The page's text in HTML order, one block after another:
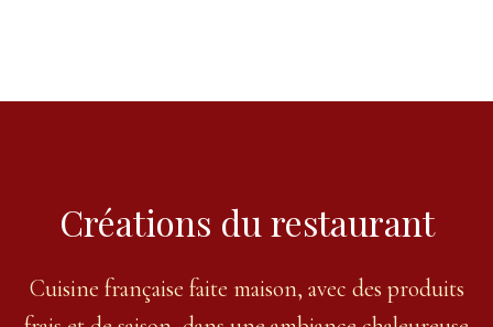
Créations du restaurant
Cuisine française faite maison, avec des produits